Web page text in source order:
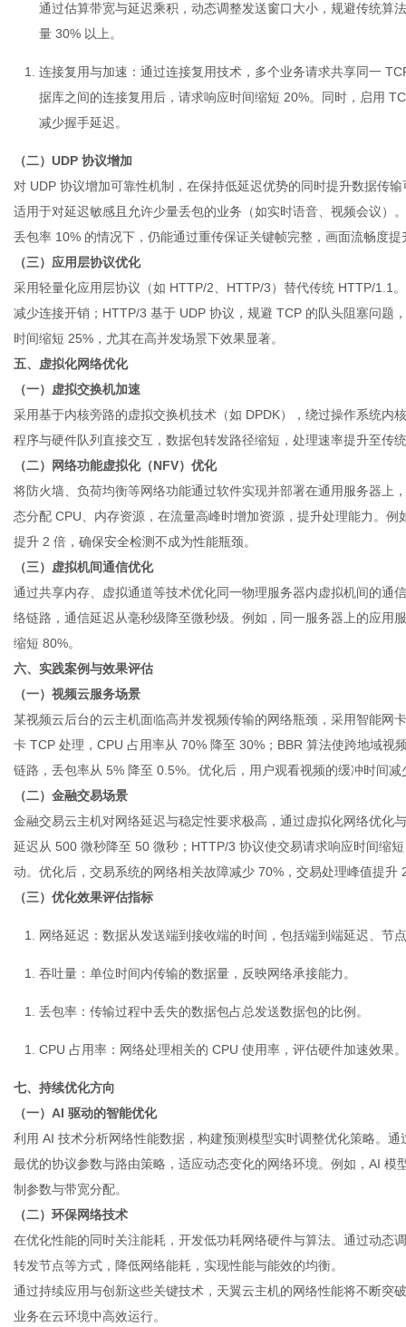
通过估算带宽与延迟乘积，动态调整发送窗口大小，规避传统算
量 30% 以上。
连接复用与加速 ：通过连接复用技术，多个业务请求共享同一
据库之间的连接复用后，请求响应时间缩短 20%。同时，启用
减少握手延迟。
（二）UDP 协议增加
对 UDP 协议增加可靠性机制，在保持低延迟优势的同时提升数据传
适用于对延迟敏感且允许少量丢包的业务（如实时语音、视频会议）
丢包率 10% 的情况下，仍能通过重传保证关键帧完整，画面流畅度提
（三）应用层协议优化
采用轻量化应用层协议（如 HTTP/2、HTTP/3）替代传统 HTTP/1.1
减少连接开销；HTTP/3 基于 UDP 协议，规避 TCP 的队头阻塞问题
时间缩短 25%，尤其在高并发场景下效果显著。
五、虚拟化网络优化
（一）虚拟交换机加速
采用基于内核旁路的虚拟交换机技术（如 DPDK），绕过操作系统内
程序与硬件队列直接交互，数据包转发路径缩短，处理速率提升至传
（二）网络功能虚拟化（NFV）优化
将防火墙、负荷均衡等网络功能通过软件实现并部署在通用服务器上
态分配 CPU、内存资源，在流量高峰时增加资源，提升处理能力。
提升 2 倍，确保安全检测不成为性能瓶颈。
（三）虚拟机间通信优化
通过共享内存、虚拟通道等技术优化同一物理服务器内虚拟机间的通
络链路，通信延迟从毫秒级降至微秒级。例如，同一服务器上的应用
缩短 80%。
六、实践案例与效果评估
（一）视频云服务场景
某视频云后台的云主机面临高并发视频传输的网络瓶颈，采用智能网
卡 TCP 处理，CPU 占用率从 70% 降至 30%；BBR 算法使跨地域
链路，丢包率从 5% 降至 0.5%。优化后，用户观看视频的缓冲时间
（二）金融交易场景
金融交易云主机对网络延迟与稳定性要求极高，通过虚拟化网络优化
延迟从 500 微秒降至 50 微秒；HTTP/3 协议使交易请求响应时间缩
动。优化后，交易系统的网络相关故障减少 70%，交易处理峰值提升
（三）优化效果评估指标
网络延迟 ：数据从发送端到接收端的时间，包括端到端延迟、节
吞吐量 ：单位时间内传输的数据量，反映网络承接能力。
丢包率 ：传输过程中丢失的数据包占总发送数据包的比例。
CPU 占用率 ：网络处理相关的 CPU 使用率，评估硬件加速效果。
七、持续优化方向
（一）AI 驱动的智能优化
利用 AI 技术分析网络性能数据，构建预测模型实时调整优化策略。
最优的协议参数与路由策略，适应动态变化的网络环境。例如，AI
制参数与带宽分配。
（二）环保网络技术
在优化性能的同时关注能耗，开发低功耗网络硬件与算法。通过动态
转发节点等方式，降低网络能耗，实现性能与能效的均衡。
通过持续应用与创新这些关键技术，天翼云主机的网络性能将不断突
业务在云环境中高效运行。